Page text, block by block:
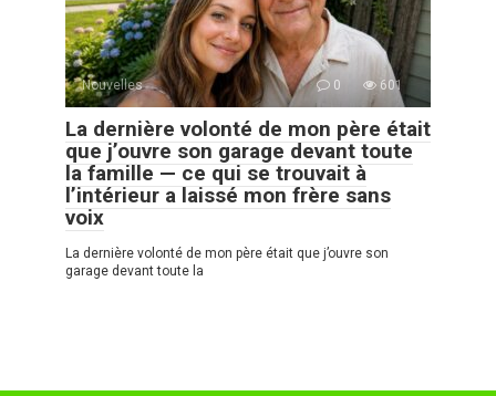
Nouvelles 0 601
La dernière volonté de mon père était
que j’ouvre son garage devant toute
la famille — ce qui se trouvait à
l’intérieur a laissé mon frère sans
voix
La dernière volonté de mon père était que j’ouvre son
garage devant toute la